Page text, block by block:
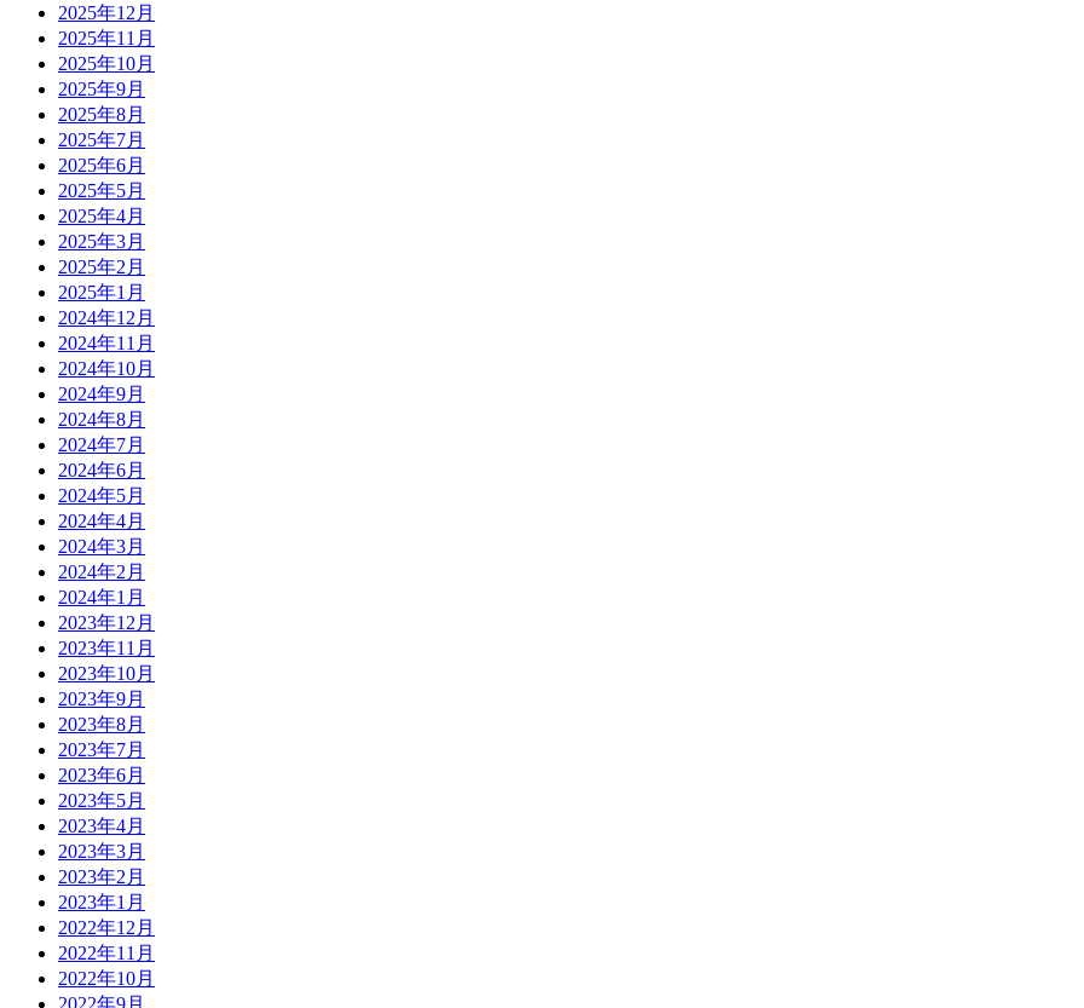
2025年12月
2025年11月
2025年10月
2025年9月
2025年8月
2025年7月
2025年6月
2025年5月
2025年4月
2025年3月
2025年2月
2025年1月
2024年12月
2024年11月
2024年10月
2024年9月
2024年8月
2024年7月
2024年6月
2024年5月
2024年4月
2024年3月
2024年2月
2024年1月
2023年12月
2023年11月
2023年10月
2023年9月
2023年8月
2023年7月
2023年6月
2023年5月
2023年4月
2023年3月
2023年2月
2023年1月
2022年12月
2022年11月
2022年10月